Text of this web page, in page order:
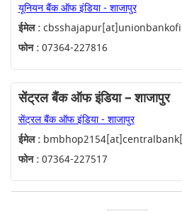
यूनियन बैंक ऑफ इंडिया - शाजापुर
ईमेल :
फोन :07364-227816
सेंट्रल बैंक ऑफ इंडिया – शाजापुर
सेंट्रल बैंक ऑफ इंडिया - शाजापुर
ईमेल :
फोन :07364-227517